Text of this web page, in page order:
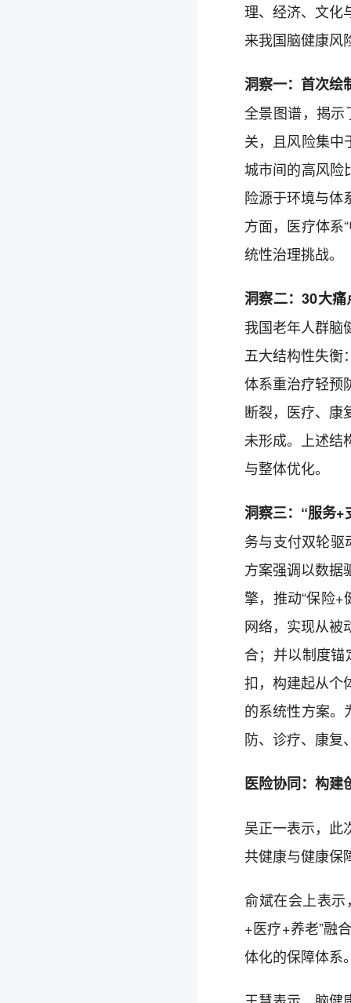
理、经济、文化
来我国脑健康风
洞察一：首次绘
全景图谱，揭
关，且风险集中
城市间的高风险
险源于环境与体
方面，医疗体系
统性治理挑战。
洞察二：30大
我国老年人群脑
五大结构性失衡
体系重治疗轻预
断裂，医疗、康
未形成。上述结
与整体优化。
洞察三：“服务
务与支付双轮驱
方案强调以数据
擎，推动“保险
网络，实现从被
合；并以制度
扣，构建起从个
的系统性方案。
防、诊疗、康复
医险协同：构建
吴正一表示，此
共健康与健康保
俞斌在会上表示
+医疗+养老”融
体化的保障体系